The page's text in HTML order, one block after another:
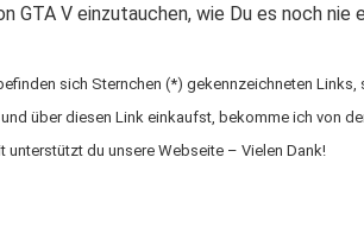
GTA V einzutauchen, wie Du es noch nie
sich Sternchen (*) gekennzeichneten
über diesen Link einkaufst, bekomme ich von
unterstützt du unsere Webseite – Vielen Dank!